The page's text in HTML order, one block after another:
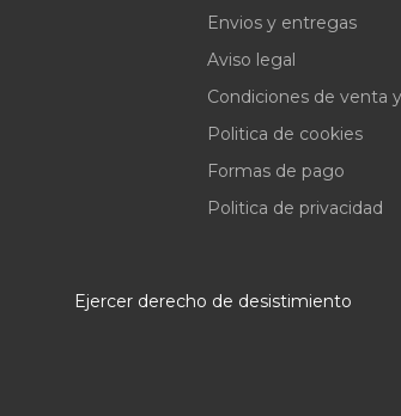
Envios y entregas
Aviso legal
Condiciones de venta
Politica de cookies
Formas de pago
Politica de privacidad
Ejercer derecho de desistimiento